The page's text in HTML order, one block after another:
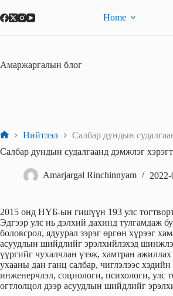
to
content
Home
Амаржаргалын блог
Нийтлэл
Салбар дундын
Салбар дундын судалгаанд дэмжлэг
Amarjargal Rinchinnyam
2015 онд НҮБ-ын гишүүн 193 улс
Эдгээр улс нь дэлхий дахинд тулгамдаж
боловсрол, ядуурал зэрэг өргөн хүрээг
асуудлын шийдлийг эрэлхийлэхэд
үүргийг чухалчлан үзэж, хамтран
ухааны дан ганц салбар, чиглэлээс
инженерчлэл, социологи, психологи, улс
огтлолцол дээр асуудлын шийдлийг